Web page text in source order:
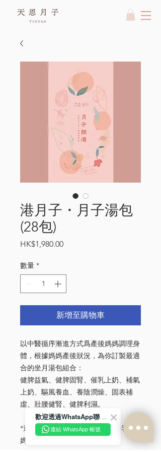
港月子・月子湯包
(28包)
HK$1,980.00價
數量 *
新增至購物車
以中醫循序漸進方式爲產後媽媽調理身
體，根據媽媽產後狀況，為你訂製最適
合的坐月湯包組合：
健脾益氣、健脾固腎、催乳上奶、補氣
上奶、驅風養血、養陰潤燥、固表補
虛、壯腰健腎、健脾利濕。
*適合所有產後媽媽飲用（包括母乳媽
媽）
歡迎透過WhatsApp聯絡我們！
連結 WhatsApp 帳號